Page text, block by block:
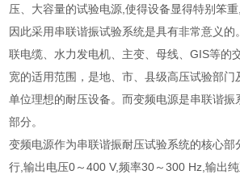
压、大容量的试验电源,使得设备显得特别笨重
因此采用串联谐振试验系统是具有非常意义
联电缆、水力发电机、主变、母线、GIS等的
宽的适用范围，是地、市、县级高压试验部门
单位理想的耐压设备。而变频电源是串联谐振
部分。
变频电源作为串联谐振耐压试验系统的核心部
行,输出电压0～400 V,频率30～300 Hz,输出